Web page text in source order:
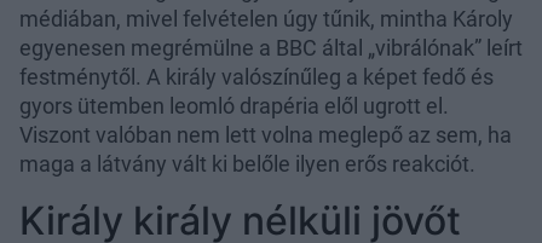
médiában, mivel felvételen úgy tűnik, mintha Károly
egyenesen megrémülne a BBC által „vibrálónak” leírt
festménytől. A király valószínűleg a képet fedő és
gyors ütemben leomló drapéria elől ugrott el.
Viszont valóban nem lett volna meglepő az sem, ha
maga a látvány vált ki belőle ilyen erős reakciót.
Király király nélküli jövőt